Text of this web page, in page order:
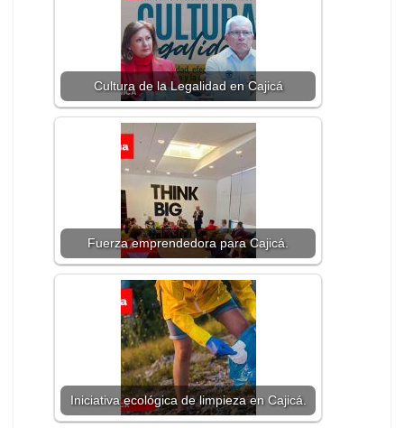
Cultura de la Legalidad en Cajicá
Fuerza emprendedora para Cajicá.
Iniciativa ecológica de limpieza en Cajicá.